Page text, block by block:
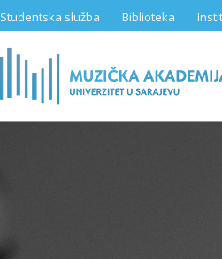
Studentska služba Biblioteka